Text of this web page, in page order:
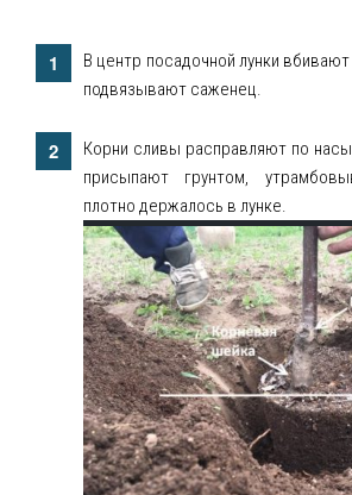
В центр посадочной лунки
подвязывают саженец.
Корни сливы расправляют по
присыпают грунтом,
плотно держалось в лунке.